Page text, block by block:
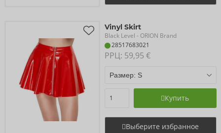
Vinyl Skirt
Black Level - ORION Brand
28517683021
РРЦ: 59,95 €
Купить
Выберите избранное